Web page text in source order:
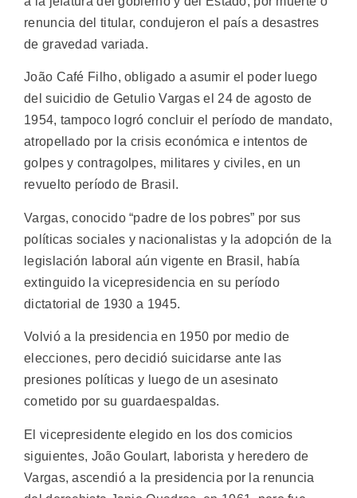
renuncia del titular, condujeron el país a desastres
de gravedad variada.
João Café Filho, obligado a asumir el poder luego
del suicidio de Getulio Vargas el 24 de agosto de
1954, tampoco logró concluir el período de mandato,
atropellado por la crisis económica e intentos de
golpes y contragolpes, militares y civiles, en un
revuelto período de Brasil.
Vargas, conocido “padre de los pobres” por sus
políticas sociales y nacionalistas y la adopción de la
legislación laboral aún vigente en Brasil, había
extinguido la vicepresidencia en su período
dictatorial de 1930 a 1945.
Volvió a la presidencia en 1950 por medio de
elecciones, pero decidió suicidarse ante las
presiones políticas y luego de un asesinato
cometido por su guardaespaldas.
El vicepresidente elegido en los dos comicios
siguientes, João Goulart, laborista y heredero de
Vargas, ascendió a la presidencia por la renuncia